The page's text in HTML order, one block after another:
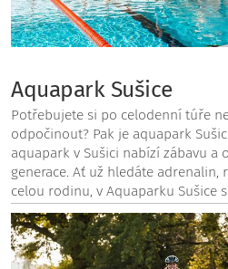
Aquapark Sušice
Potřebujete si po celodenní túře
odpočinout? Pak je aquapark
aquapark v Sušici nabízí zábavu a
generace. Ať už hledáte adrenalin,
celou rodinu, v Aquaparku Sušice